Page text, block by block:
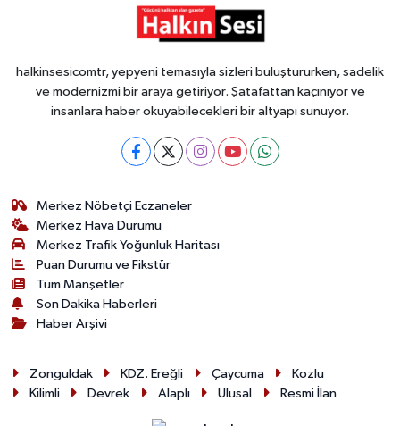
halkinsesicomtr, yepyeni temasıyla sizleri buluştururken, sadelik
ve modernizmi bir araya getiriyor. Şatafattan kaçınıyor ve
insanlara haber okuyabilecekleri bir altyapı sunuyor.
Merkez Nöbetçi Eczaneler
Merkez Hava Durumu
Merkez Trafik Yoğunluk Haritası
Puan Durumu ve Fikstür
Tüm Manşetler
Son Dakika Haberleri
Haber Arşivi
Zonguldak KDZ. Ereğli Çaycuma
Kozlu
Kilimli
Devrek Alaplı Ulusal Resmi İlan